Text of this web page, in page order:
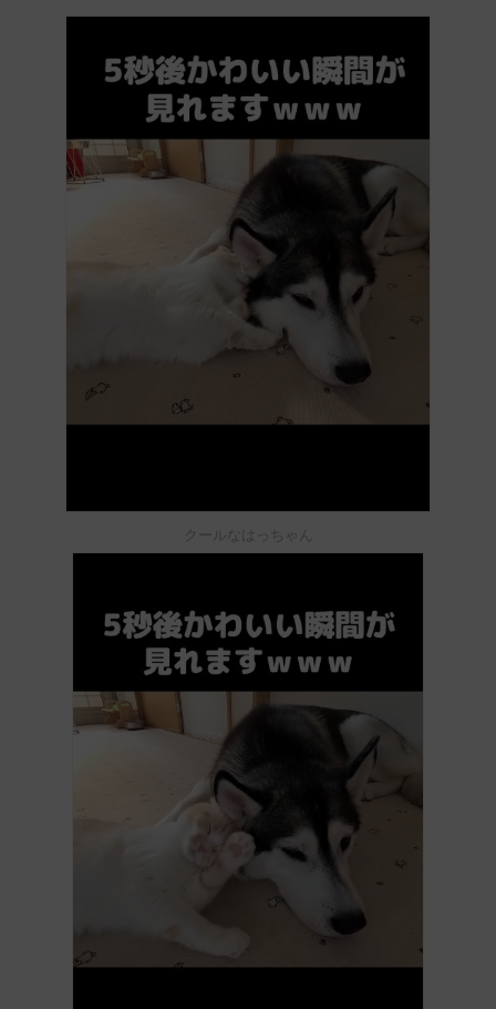
クールなはっちゃん